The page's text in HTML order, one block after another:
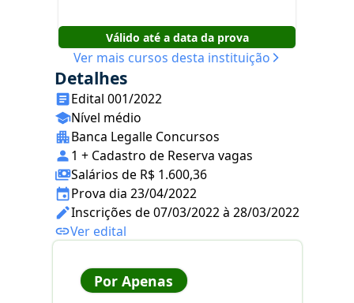
Válido até a data da prova
Ver mais cursos desta instituição
Detalhes
Edital 001/2022
Nível médio
Banca Legalle Concursos
1 + Cadastro de Reserva vagas
Salários de R$ 1.600,36
Prova dia 23/04/2022
Inscrições de 07/03/2022 à 28/03/2022
Ver edital
Por Apenas